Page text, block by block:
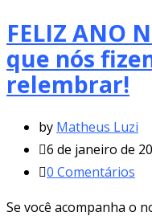
FELIZ ANO
que nós
relembrar!
by Matheus Luzi
6 de janeiro de
0 Comentários
Se você acompanha o